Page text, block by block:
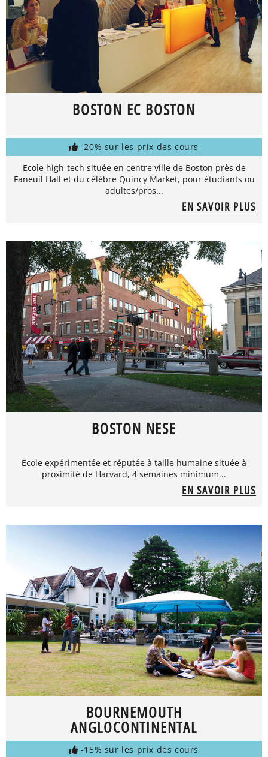
BOSTON EC BOSTON
-20% sur les prix des cours
Ecole high-tech située en centre ville de Boston près de
Faneuil Hall et du célèbre Quincy Market, pour étudiants ou
adultes/pros...
EN SAVOIR PLUS
BOSTON NESE
Ecole expérimentée et réputée à taille humaine située à
proximité de Harvard, 4 semaines minimum...
EN SAVOIR PLUS
BOURNEMOUTH
ANGLOCONTINENTAL
-15% sur les prix des cours